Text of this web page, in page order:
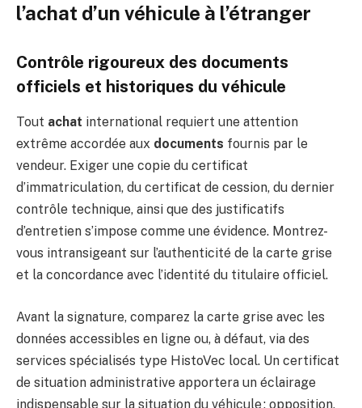
l’achat d’un véhicule à l’étranger
Contrôle rigoureux des documents
officiels et historiques du véhicule
Tout achat international requiert une attention
extrême accordée aux documents fournis par le
vendeur. Exiger une copie du certificat
d’immatriculation, du certificat de cession, du dernier
contrôle technique, ainsi que des justificatifs
d’entretien s’impose comme une évidence. Montrez-
vous intransigeant sur l’authenticité de la carte grise
et la concordance avec l’identité du titulaire officiel.
Avant la signature, comparez la carte grise avec les
données accessibles en ligne ou, à défaut, via des
services spécialisés type HistoVec local. Un certificat
de situation administrative apportera un éclairage
indispensable sur la situation du véhicule : opposition,